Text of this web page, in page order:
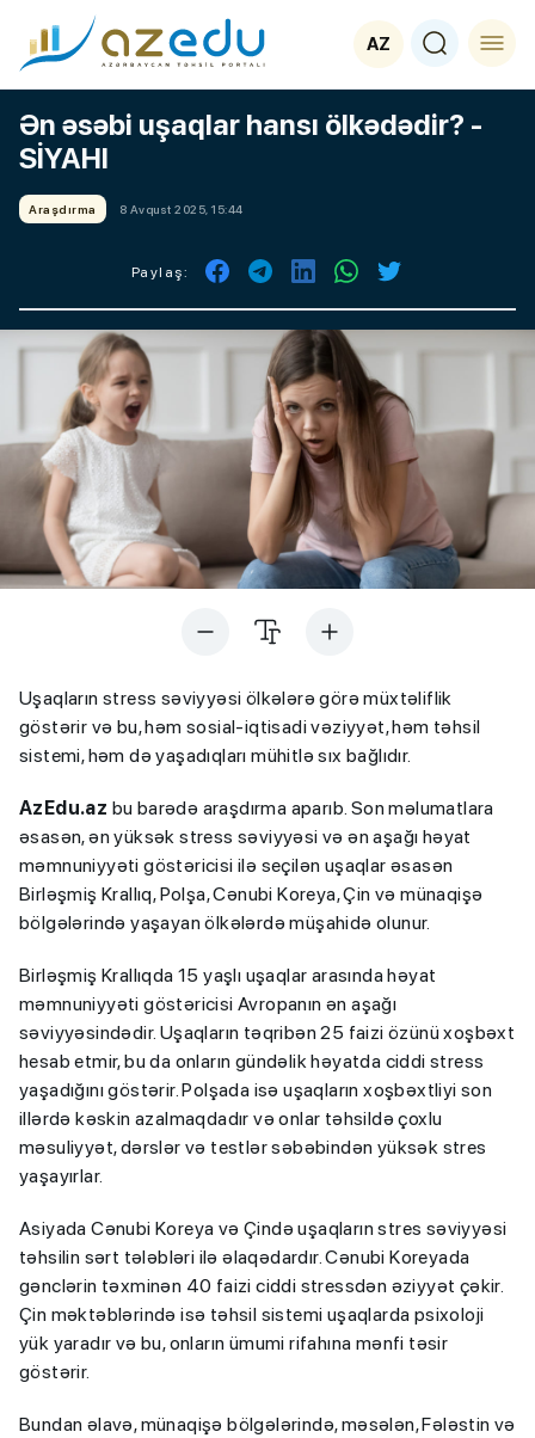
AZ
Ən əsəbi uşaqlar hansı ölkədədir? -
SİYAHI
Araşdırma 8 Avqust 2025, 15:44
Paylaş:
Uşaqların stress səviyyəsi ölkələrə görə müxtəliflik
göstərir və bu, həm sosial-iqtisadi vəziyyət, həm təhsil
sistemi, həm də yaşadıqları mühitlə sıx bağlıdır.
AzEdu.az bu barədə araşdırma aparıb. Son məlumatlara
əsasən, ən yüksək stress səviyyəsi və ən aşağı həyat
məmnuniyyəti göstəricisi ilə seçilən uşaqlar əsasən
Birləşmiş Krallıq, Polşa, Cənubi Koreya, Çin və münaqişə
bölgələrində yaşayan ölkələrdə müşahidə olunur.
Birləşmiş Krallıqda 15 yaşlı uşaqlar arasında həyat
məmnuniyyəti göstəricisi Avropanın ən aşağı
səviyyəsindədir. Uşaqların təqribən 25 faizi özünü xoşbəxt
hesab etmir, bu da onların gündəlik həyatda ciddi stress
yaşadığını göstərir. Polşada isə uşaqların xoşbəxtliyi son
illərdə kəskin azalmaqdadır və onlar təhsildə çoxlu
məsuliyyət, dərslər və testlər səbəbindən yüksək stres
yaşayırlar.
Asiyada Cənubi Koreya və Çində uşaqların stres səviyyəsi
təhsilin sərt tələbləri ilə əlaqədardır. Cənubi Koreyada
gənclərin təxminən 40 faizi ciddi stressdən əziyyət çəkir.
Çin məktəblərində isə təhsil sistemi uşaqlarda psixoloji
yük yaradır və bu, onların ümumi rifahına mənfi təsir
göstərir.
Bundan əlavə, münaqişə bölgələrində, məsələn, Fələstin və